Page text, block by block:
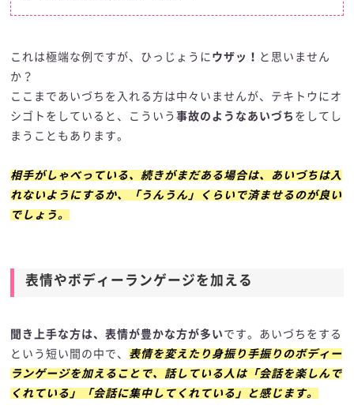
これは極端な例ですが、ひっじょうに ウザッ！ と思いません
か？
ここまであいづちを入れる方は中々いませんが、テキトウにオ
シゴトをしていると、こういう事故のようなあいづち をしてし
まうこともあります。
相手がしゃべっている、続きがまだある場合は、あいづちは入
れないようにするか、「うんうん」くらいで済ませるのが良い
でしょう。
表情やボディーランゲージを加える
聞き上手な方は、表情が豊かな方が多い です。あいづちをする
という短い間の中で、 表情を変えたり身振り手振りのボディー
ランゲージを加えることで、話している人は「会話を楽しんで
くれている」「会話に集中してくれている」と感じます。